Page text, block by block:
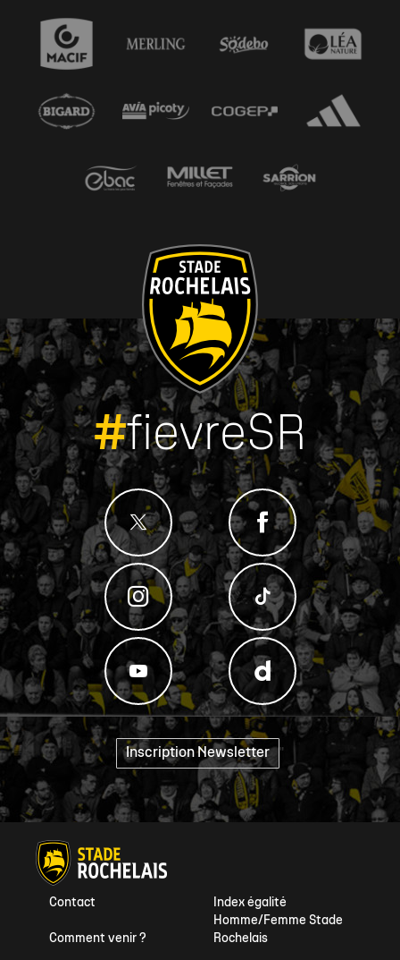
#fievreSR
Inscription Newsletter "
Index égalité
Homme/Femme Stade
Rochelais
Contact
Comment venir ?